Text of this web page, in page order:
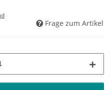
Frage zum Artikel